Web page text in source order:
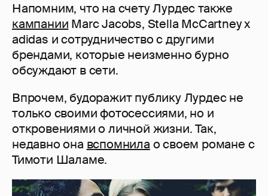
Напомним, что на счету Лурдес также
кампании Marc Jacobs, Stella McCartney x
adidas и сотрудничество с другими
брендами, которые неизменно бурно
обсуждают в сети.
Впрочем, будоражит публику Лурдес не
только своими фотосессиями, но и
откровениями о личной жизни. Так,
недавно она вспомнила о своем романе с
Тимоти Шаламе.